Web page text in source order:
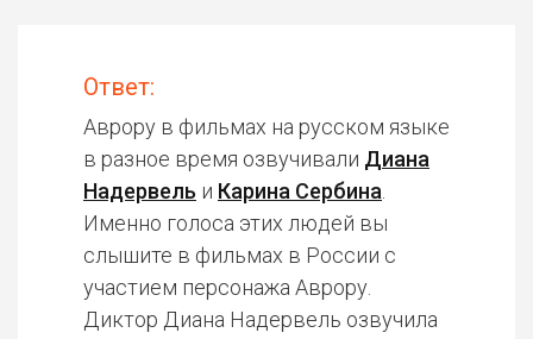
Ответ:
Аврору в фильмах на русском языке
в разное время озвучивали Диана
Надервель и Карина Сербина
Именно голоса этих людей вы
слышите в фильмах в России с
участием персонажа Аврору.
Диктор Диана Надервель озвучила